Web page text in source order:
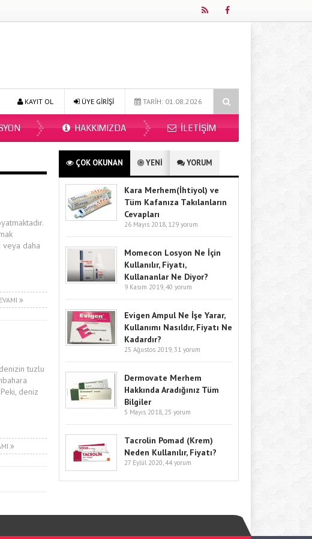
Online Diyetisyen ile Sağlıklı Beslenmenin Yeni Adresi: Fitdiyet.net
TARİH: 01.08.2026
ÜYE GİRİŞİ
KAYIT OL
HAKKIMIZDA İLETIŞIM
veya daha
tuzlu
deniz
ÇOK OKUNAN YENİ YORUM
Kara Merhem(İhtiyol) ve
Tüm Kafanıza Takılanların
Cevapları
26 Mayıs 2018, 129 yorum
Momecon Losyon Ne İçin
Kullanılır, Fiyatı,
Kullananlar Ne Diyor?
9 Kasım 2019,40 yorum
Evigen Ampul Ne İşe Yarar,
Kullanımı Nasıldır, Fiyatı Ne
Kadardır?
25 Ağustos 2019, 31 yorum
Dermovate Merhem
Hakkında Aradığınız Tüm
Bilgiler
5 Mayıs 2018, 25 yorum
Tacrolin Pomad (Krem)
Neden Kullanılır, Fiyatı?
27 Eylül 2020,44 yorum